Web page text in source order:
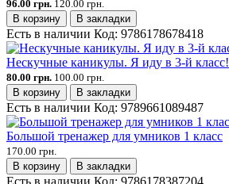
96.00 грн. 120.00 грн.
В корзину
В закладки
Есть в наличии Код: 9786178678418
Нескучные каникулы. Я иду в 3-й класс!
80.00 грн. 100.00 грн.
В корзину
В закладки
Есть в наличии Код: 9789661089487
Большой тренажер для умников 1 класс
170.00 грн.
В корзину
В закладки
Есть в наличии Код: 9786178387204